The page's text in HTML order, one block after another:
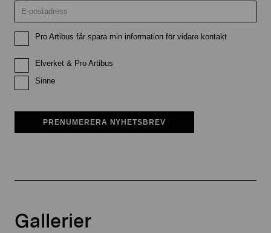
Pro Artibus får spara min information för vidare kontakt
Elverket & Pro Artibus
Sinne
PRENUMERERA NYHETSBREV
Gallerier